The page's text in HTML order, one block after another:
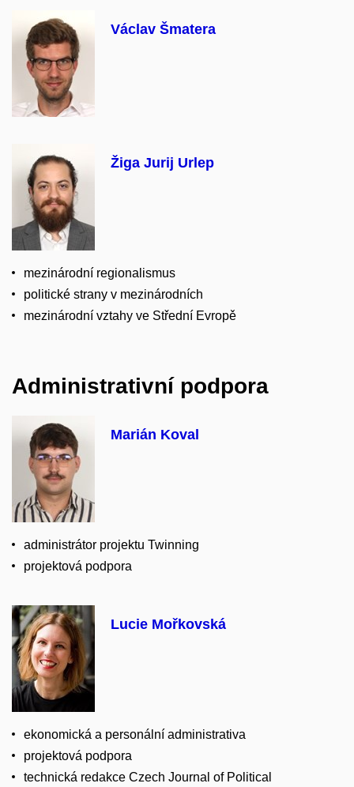
Václav Šmatera
Žiga Jurij Urlep
mezinárodní regionalismus
politické strany v mezinárodních
mezinárodní vztahy ve Střední Evropě
Administrativní podpora
Marián Koval
administrátor projektu Twinning
projektová podpora
Lucie Mořkovská
ekonomická a personální administrativa
projektová podpora
technická redakce Czech Journal of Political